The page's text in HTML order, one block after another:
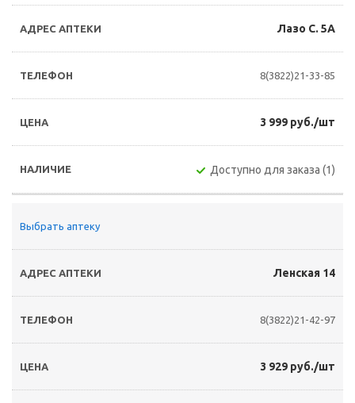
Лазо С. 5А
8(3822)21-33-85
3 999 руб./шт
Доступно для заказа (1)
Выбрать аптеку
Ленская 14
8(3822)21-42-97
3 929 руб./шт